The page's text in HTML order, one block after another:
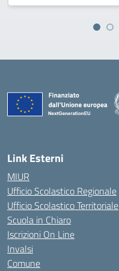
Link Esterni
MIUR
Ufficio Scolastico Regionale
Ufficio Scolastico Territoriale
Scuola in Chiaro
Iscrizioni On Line
Invalsi
Comune